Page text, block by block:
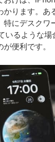
かります。あ
特にデスクワ
いるような場
便利です。